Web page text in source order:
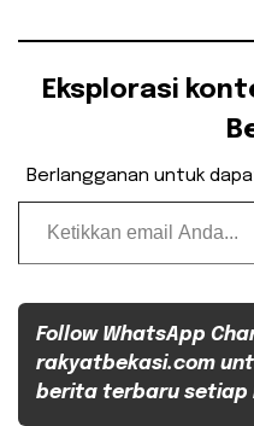
Eksplorasi
Berlangganan untuk
Ketikkan email Anda...
Follow WhatsApp
rakyatbekasi.com
berita terbaru setiap